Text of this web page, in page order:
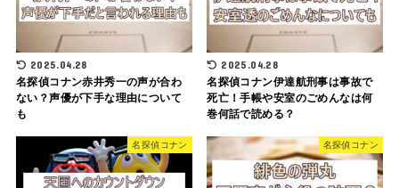
2025.04.28
名探偵コナン赤井秀一の声が合わ
ない？声優が下手な理由について
も
2025.04.28
名探偵コナン伊達航刑事は事故で
死亡！手帳や安室のごめんなは何
巻何話で読める？
名探偵コナン 名探偵コナン